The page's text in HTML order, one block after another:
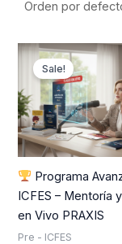
Sale!
Programa
ICFES – Mentoría
en Vivo PRAXIS
Pre - ICFES
Original
price
was:
$